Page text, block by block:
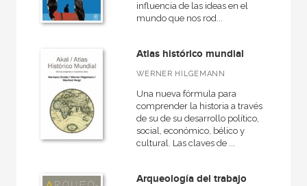
influencia de las ideas en el
mundo que nos rod...
Atlas histórico mundial
WERNER HILGEMANN
Una nueva fórmula para
comprender la historia a través
de su de su desarrollo político,
social, económico, bélico y
cultural. Las claves de ...
Arqueología del trabajo